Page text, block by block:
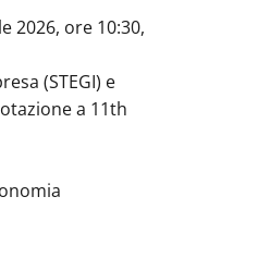
2026, ore 10:30,
(STEGI) e
a 11th